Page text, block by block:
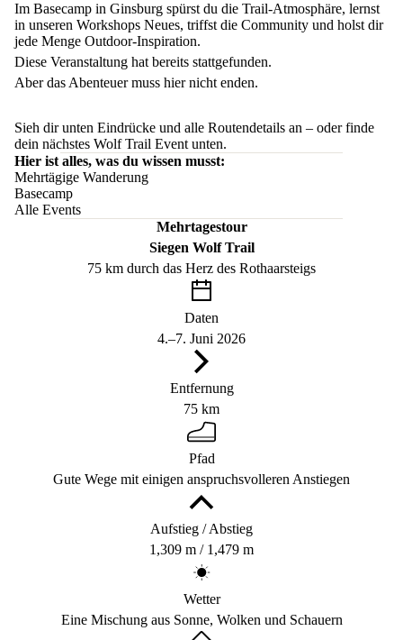
Im Basecamp in Ginsburg spürst du die Trail-Atmosphäre, lernst
in unseren Workshops Neues, triffst die Community und holst dir
jede Menge Outdoor-Inspiration.
Diese Veranstaltung hat bereits stattgefunden.
Aber das Abenteuer muss hier nicht enden.
Sieh dir unten Eindrücke und alle Routendetails an – oder finde
dein nächstes Wolf Trail Event unten.
Hier ist alles, was du wissen musst:
Mehrtägige Wanderung
Basecamp
Alle Events
Mehrtagestour
Siegen Wolf Trail
75 km durch das Herz des Rothaarsteigs
Daten
4.–7. Juni 2026
Entfernung
75 km
Pfad
Gute Wege mit einigen anspruchsvolleren Anstiegen
Aufstieg / Abstieg
1,309 m / 1,479 m
Wetter
Eine Mischung aus Sonne, Wolken und Schauern